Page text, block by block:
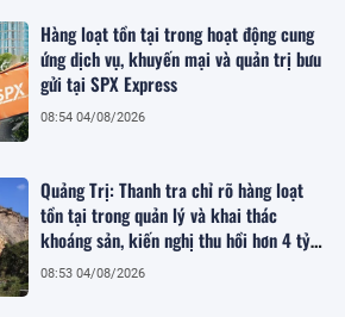
Hàng loạt tồn tại trong hoạt động cung
ứng dịch vụ, khuyến mại và quản trị bưu
gửi tại SPX Express
08:54 04/08/2026
Quảng Trị: Thanh tra chỉ rõ hàng loạt
tồn tại trong quản lý và khai thác
khoáng sản, kiến nghị thu hồi hơn 4 tỷ
đồng
08:53 04/08/2026